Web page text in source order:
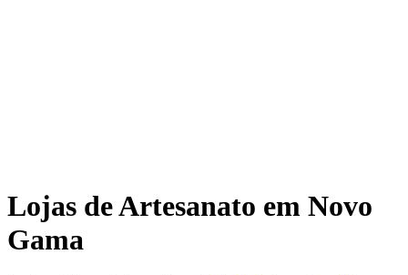
Lojas de Artesanato em Novo
Gama